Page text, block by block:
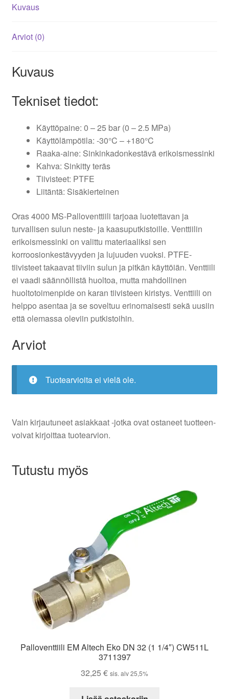
Kuvaus
Arviot (0)
Kuvaus
Tekniset tiedot:
Käyttöpaine: 0 – 25 bar (0 – 2.5 MPa)
Käyttölämpötila: -30°C – +180°C
Raaka-aine: Sinkinkadonkestävä erikoismessinki
Kahva: Sinkitty teräs
Tiivisteet: PTFE
Liitäntä: Sisäkierteinen
Oras 4000 MS-Palloventtiili tarjoaa luotettavan ja
turvallisen sulun neste- ja kaasuputkistoille. Venttiilin
erikoismessinki on valittu materiaaliksi sen
korroosionkestävyyden ja lujuuden vuoksi. PTFE-
tiivisteet takaavat tiiviin sulun ja pitkän käyttöiän. Venttiili
ei vaadi säännöllistä huoltoa, mutta mahdollinen
huoltotoimenpide on karan tiivisteen kiristys. Venttiili on
helppo asentaa ja se soveltuu erinomaisesti sekä uusiin
että olemassa oleviin putkistoihin.
Arviot
Tuotearvioita ei vielä ole.
Vain kirjautuneet asiakkaat -jotka ovat ostaneet tuotteen-
voivat kirjoittaa tuotearvion.
Tutustu myös
Palloventtiili EM Altech Eko DN 32 (1 1/4″) CW511L
3711397
32,25 € sis. alv 25,5%